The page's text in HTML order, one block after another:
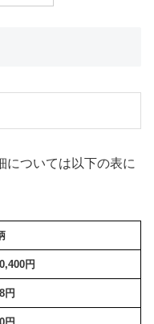
については以下の表に
円
円